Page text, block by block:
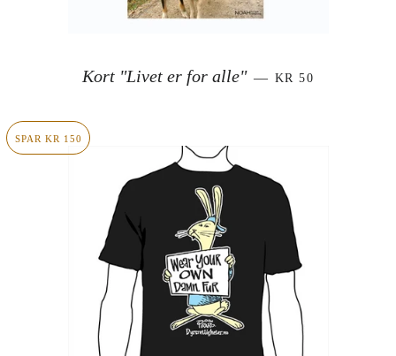
Kort "Livet er for alle" — SALGSPRIS
KR 50
SPAR KR 150